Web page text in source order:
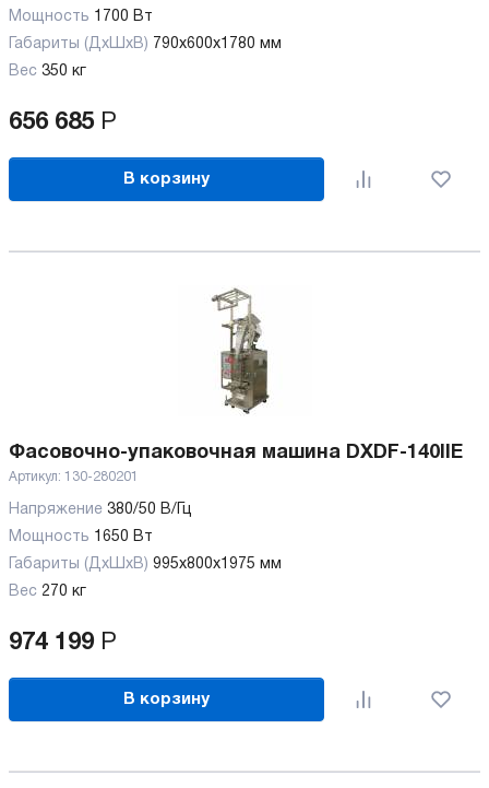
Мощность 1700 Вт
Габариты (ДхШхВ) 790х600х1780 мм
Вес 350 кг
656 685 Р
В корзину
Фасовочно-упаковочная машина DXDF-140IIE
Артикул: 130-280201
Напряжение 380/50 В/Гц
Мощность 1650 Вт
Габариты (ДхШхВ) 995х800х1975 мм
Вес 270 кг
974 199 Р
В корзину